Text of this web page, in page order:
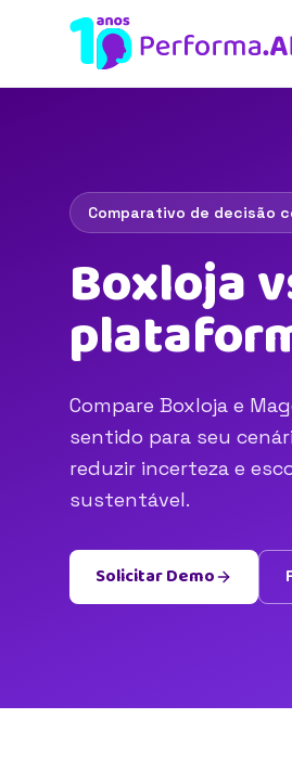
Comparativo de decisão
Boxloja
Compare Boxloja e
sentido para seu
reduzir incerteza e
sustentável.
Solicitar Demo